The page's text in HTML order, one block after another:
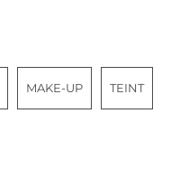
MAKE-UP TEINT